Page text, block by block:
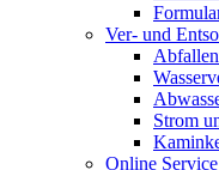
Ver- und
Strom
Online Service